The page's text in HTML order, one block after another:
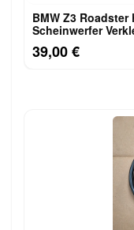
BMW Z3
39,00 €